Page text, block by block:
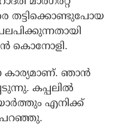
തട്ടിക്കൊണ്ടുപോയ
കൊനോളി.
കാര്യമാണ്. ഞാന്‍
കപ്പലില്‍
എനിക്ക്
പറഞ്ഞു.